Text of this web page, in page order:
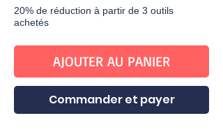
20% de réduction à partir de 3 outils
achetés
AJOUTER AU PANIER
Commander et payer